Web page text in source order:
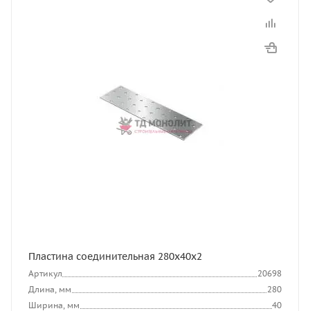
Пластина соединительная 280х40х2
Артикул
20698
Длина, мм
280
Ширина, мм
40